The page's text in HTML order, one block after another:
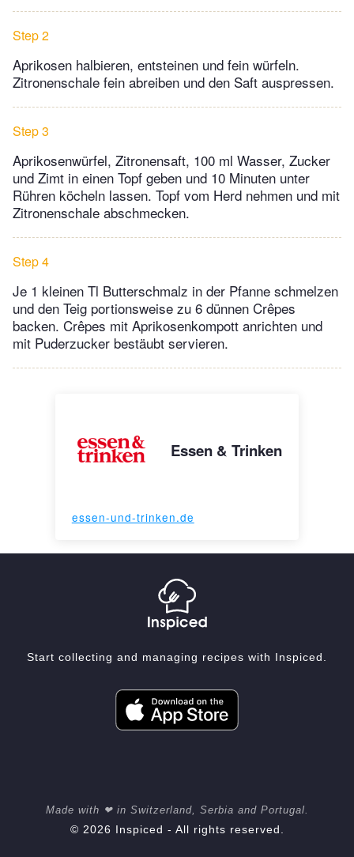
Step 2
Aprikosen halbieren, entsteinen und fein würfeln.
Zitronenschale fein abreiben und den Saft auspressen.
Step 3
Aprikosenwürfel, Zitronensaft, 100 ml Wasser, Zucker
und Zimt in einen Topf geben und 10 Minuten unter
Rühren köcheln lassen. Topf vom Herd nehmen und mit
Zitronenschale abschmecken.
Step 4
Je 1 kleinen Tl Butterschmalz in der Pfanne schmelzen
und den Teig portionsweise zu 6 dünnen Crêpes
backen. Crêpes mit Aprikosenkompott anrichten und
mit Puderzucker bestäubt servieren.
Essen & Trinken
essen-und-trinken.de
Start collecting and managing recipes with Inspiced.
Made with ❤ in Switzerland, Serbia and Portugal.
© 2026 Inspiced - All rights reserved.